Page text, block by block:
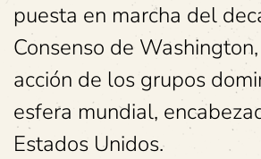
puesta en marcha del
Consenso de
acción de los grupos
esfera mundial,
Estados Unidos.